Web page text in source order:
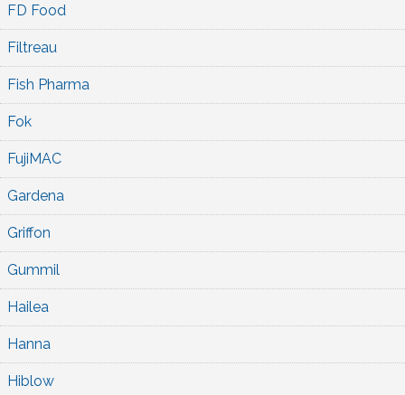
FD Food
Filtreau
Fish Pharma
Fok
FujiMAC
Gardena
Griffon
Gummil
Hailea
Hanna
Hiblow